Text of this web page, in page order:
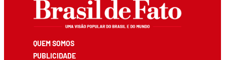
QUEM SOMOS
PUBLICIDADE